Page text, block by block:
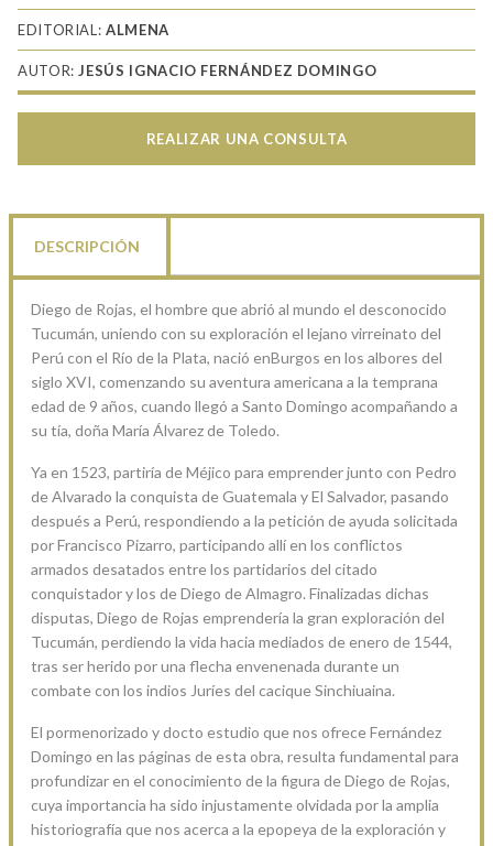
hombre
Tucumán
cantidad
EDITORIAL:ALMENA
AUTOR:JESÚS IGNACIO FERNÁNDEZ DOMINGO
REALIZAR UNA CONSULTA
DESCRIPCIÓN
Diego de Rojas, el hombre que abrió al mundo el desconocido
Tucumán, uniendo con su exploración el lejano virreinato del
Perú con el Río de la Plata, nació enBurgos en los albores del
siglo XVI, comenzando su aventura americana a la temprana
edad de 9 años, cuando llegó a Santo Domingo acompañando a
su tía, doña María Álvarez de Toledo.
Ya en 1523, partiría de Méjico para emprender junto con Pedro
de Alvarado la conquista de Guatemala y El Salvador, pasando
después a Perú, respondiendo a la petición de ayuda solicitada
por Francisco Pizarro, participando allí en los conflictos
armados desatados entre los partidarios del citado
conquistador y los de Diego de Almagro. Finalizadas dichas
disputas, Diego de Rojas emprendería la gran exploración del
Tucumán, perdiendo la vida hacia mediados de enero de 1544,
tras ser herido por una flecha envenenada durante un
combate con los indios Juríes del cacique Sinchiuaina.
El pormenorizado y docto estudio que nos ofrece Fernández
Domingo en las páginas de esta obra, resulta fundamental para
profundizar en el conocimiento de la figura de Diego de Rojas,
cuya importancia ha sido injustamente olvidada por la amplia
historiografía que nos acerca a la epopeya de la exploración y